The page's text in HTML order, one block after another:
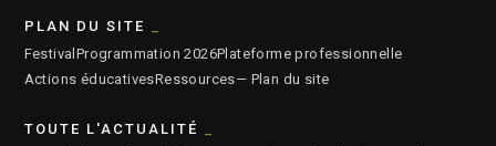
PLAN DU SITE
FestivalProgrammation 2026Plateforme professionnelle
Actions éducativesRessources— Plan du site
TOUTE L'ACTUALITÉ